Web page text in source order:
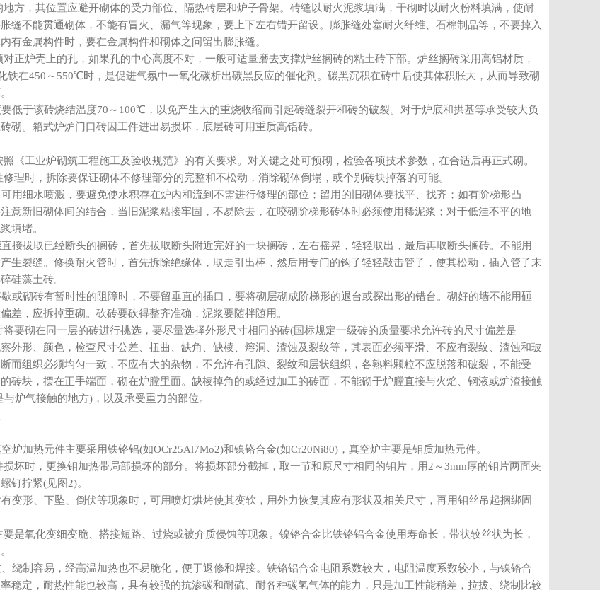
方，其位置应避开砌体的受力部位、隔热砖层和炉子骨架。砖缝以耐火泥浆填满，干砌时以耐火粉料填满，使耐
缝不能贯通砌体，不能有冒火、漏气等现象，要上下左右错开留设。膨胀缝处塞耐火纤维、石棉制品等，不要掉入
有金属构件时，要在金属构件和砌体之问留出膨胀缝。
对正炉壳上的孔，如果孔的中心高度不对，一般可适量磨去支撑炉丝搁砖的粘土砖下部。炉丝搁砖采用高铝材质，
铁在450～550℃时，是促进气氛中一氧化碳析出碳黑反应的催化剂。碳黑沉积在砖中后使其体积胀大，从而导致砌
低于该砖烧结温度70～100℃，以免产生大的重烧收缩而引起砖缝裂开和砖的破裂。对于炉底和拱基等承受较大负
砌。箱式炉炉门口砖因工件进出易损坏，底层砖可用重质高铝砖。
《工业炉砌筑工程施工及验收规范》的有关要求。对关键之处可预砌，检验各项技术参数，在合适后再正式砌。
理时，拆除要保证砌体不修理部分的完整和不松动，消除砌体倒塌，或个别砖块掉落的可能。
用细水喷溅，要避免使水积存在炉内和流到不需进行修理的部位；留用的旧砌体要找平、找齐；如有阶梯形凸
意新旧砌体间的结合，当旧泥浆粘接牢固，不易除去，在咬砌阶梯形砖体时必须使用稀泥浆；对于低洼不平的地
填堵。
接拔取已经断头的搁砖，首先拔取断头附近完好的一块搁砖，左右摇晃，轻轻取出，最后再取断头搁砖。不能用
生裂缝。修换耐火管时，首先拆除绝缘体，取走引出棒，然后用专门的钩子轻轻敲击管子，使其松动，插入管子末
硅藻土砖。
或砌砖有暂时性的阻障时，不要留垂直的插口，要将砌层砌成阶梯形的退台或探出形的错台。砌好的墙不能用砸
差，应拆掉重砌。砍砖要砍得整齐准确，泥浆要随拌随用。
要砌在同一层的砖进行挑选，要尽量选择外形尺寸相同的砖(国标规定一级砖的质量要求允许砖的尺寸偏差是
外形、颜色，检查尺寸公差、扭曲、缺角、缺棱、熔洞、渣蚀及裂纹等，其表面必须平滑、不应有裂纹、渣蚀和玻
而组织必须均匀一致，不应有大的杂物，不允许有孔隙、裂纹和层状组织，各熟料颗粒不应脱落和破裂，不能受
砖块，摆在正手端面，砌在炉膛里面。缺棱掉角的或经过加工的砖面，不能砌于炉膛直接与火焰、钢液或炉渣接触
炉气接触的地方)，以及承受重力的部位。
炉加热元件主要采用铁铬铝(如OCr25Al7Mo2)和镍铬合金(如Cr20Ni80)，真空炉主要是钼质加热元件。
损坏时，更换钼加热带局部损坏的部分。将损坏部分截掉，取一节和原尺寸相同的钼片，用2～3mm厚的钼片两面夹
钉拧紧(见图2)。
变形、下坠、倒伏等现象时，可用喷灯烘烤使其变软，用外力恢复其应有形状及相关尺寸，再用钼丝吊起捆绑固
是氧化变细变脆、搭接短路、过烧或被介质侵蚀等现象。镍铬合金比铁铬铝合金使用寿命长，带状较丝状为长，
绕制容易，经高温加热也不易脆化，便于返修和焊接。铁铬铝合金电阻系数较大，电阻温度系数较小，与镍铬合
稳定，耐热性能也较高，具有较强的抗渗碳和耐硫、耐各种碳氢气体的能力，只是加工性能稍差，拉拔、绕制比较